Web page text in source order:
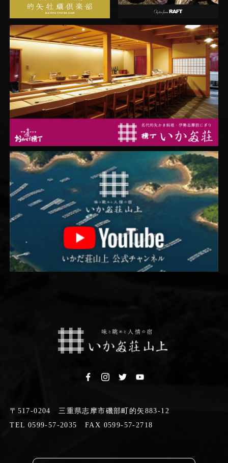
〒517-0204 三重県志摩市磯部町的矢883-12
TEL 0599-57-2035 FAX 0599-57-2718